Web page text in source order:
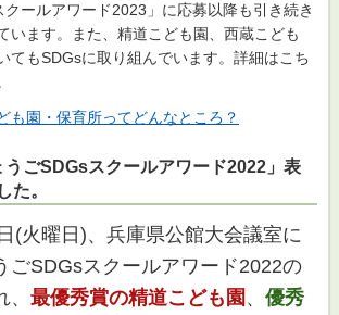
クールアワード2023」に応募以降も引き続き
います。また、精道こども園、西蔵こども
てもSDGsに取り組んでいます。詳細はこち
も園・保育所ってどんなところ？
うごSDGsスクールアワード2022」表
た。
(火曜日)、兵庫県公館大会議室に
ごSDGsスクールアワード2022の
最優秀賞の精道こども園 、 優秀